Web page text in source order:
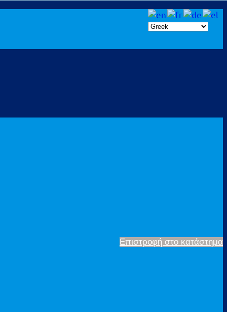
Επιστροφή στο κατάστημα